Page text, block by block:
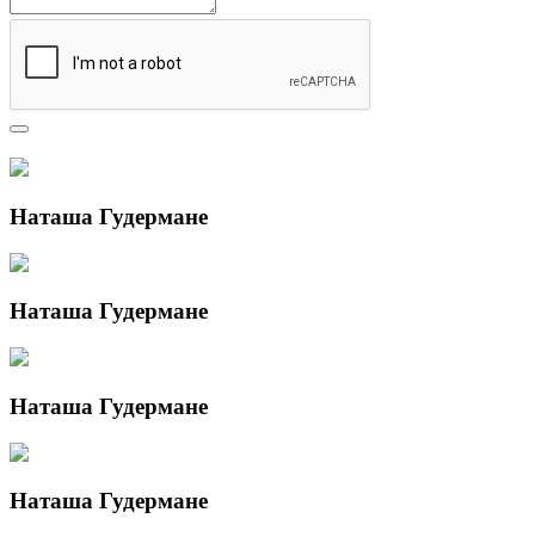
Наташа Гудермане
Наташа Гудермане
Наташа Гудермане
Наташа Гудермане